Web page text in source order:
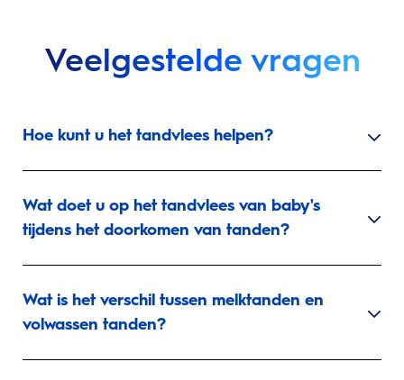
Veelgestelde vragen
Hoe kunt u het tandvlees helpen?
Wat doet u op het tandvlees van baby's
tijdens het doorkomen van tanden?
Wat is het verschil tussen melktanden en
volwassen tanden?